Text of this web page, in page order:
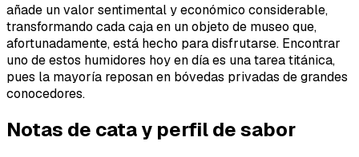
añade un valor sentimental y económico considerable,
transformando cada caja en un objeto de museo que,
afortunadamente, está hecho para disfrutarse. Encontrar
uno de estos humidores hoy en día es una tarea titánica,
pues la mayoría reposan en bóvedas privadas de grandes
conocedores.
Notas de cata y perfil de sabor